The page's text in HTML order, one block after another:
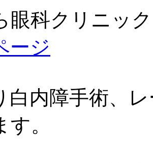
眼科クリニック
ージ
白内障手術、
。